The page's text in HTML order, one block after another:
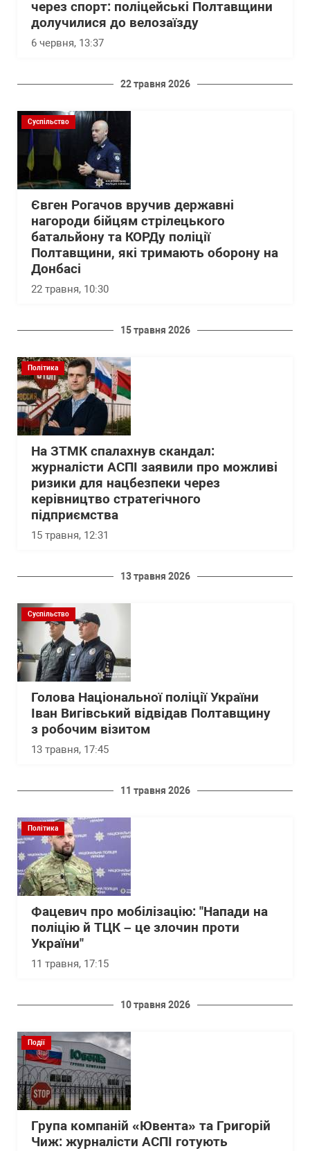
через спорт: поліцейські Полтавщини
долучилися до велозаїзду
6 червня, 13:37
22 травня 2026
Суспільство
Євген Рогачов вручив державні
нагороди бійцям стрілецького
батальйону та КОРДу поліції
Полтавщини, які тримають оборону на
Донбасі
22 травня, 10:30
15 травня 2026
Політика
На ЗТМК спалахнув скандал:
журналісти АСПІ заявили про можливі
ризики для нацбезпеки через
керівництво стратегічного
підприємства
15 травня, 12:31
13 травня 2026
Суспільство
Голова Національної поліції України
Іван Вигівський відвідав Полтавщину
з робочим візитом
13 травня, 17:45
11 травня 2026
Політика
Фацевич про мобілізацію: "Напади на
поліцію й ТЦК – це злочин проти
України"
11 травня, 17:15
10 травня 2026
Події
Група компаній «Ювента» та Григорій
Чиж: журналісти АСПІ готують